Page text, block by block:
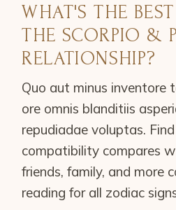
WHAT'S THE
THE SCORPIO &
RELATIONSHIP?
Quo aut minus inventore
ore omnis blanditiis
repudiadae voluptas.
compatibility compares
friends, family, and more
reading for all zodiac